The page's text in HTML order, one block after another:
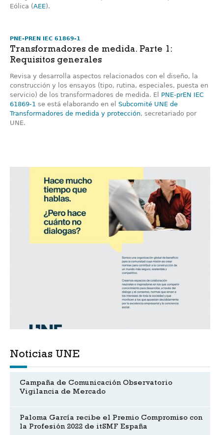
Eólica (AEE).
PNE-PREN IEC 61869-1
Transformadores de medida. Parte 1:
Requisitos generales
Revisa y desarrolla aspectos relacionados con el diseño, la
construcción y los ensayos (tipo, rutina, especiales, puesta en
servicio) de los transformadores de medida. El PNE-prEN IEC
61869-1 se está elaborando en el Subcomité UNE de
Transformadores de medida y protección, secretariado por
UNE.
Noticias UNE
Campaña de Comunicación Observatorio
Vigilancia de Mercado
Paloma García recibe el Premio Compromiso con
la Profesión 2022 de itSMF España